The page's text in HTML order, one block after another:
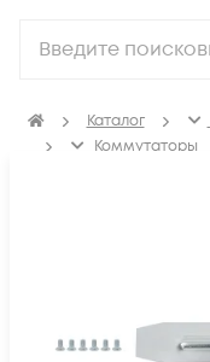
Каталог
Коммутаторы